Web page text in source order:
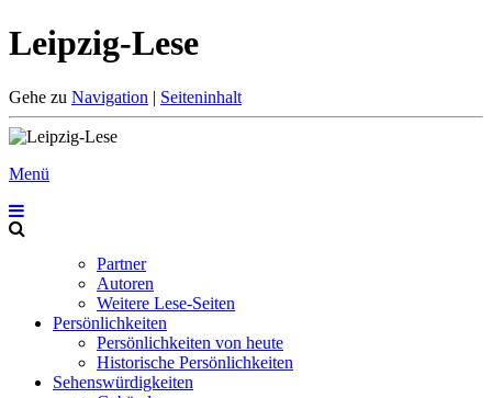
Leipzig-Lese
Gehe zu Navigation | Seiteninhalt
Menü
Partner
Autoren
Weitere Lese-Seiten
Persönlichkeiten
Persönlichkeiten von heute
Historische Persönlichkeiten
Sehenswürdigkeiten